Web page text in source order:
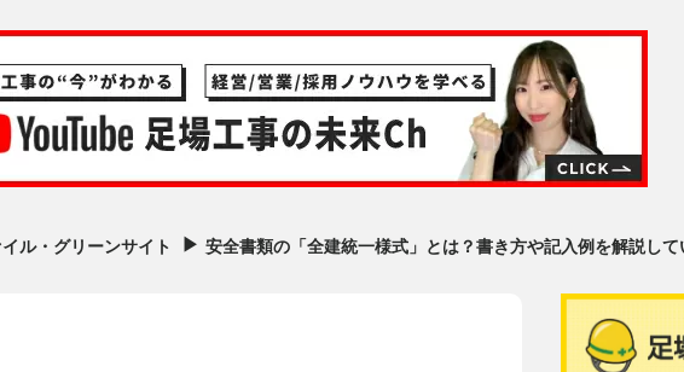
ル・グリーンサイト ▶︎ 安全書類の「全建統一様式」とは？書き方や記入例を解説して